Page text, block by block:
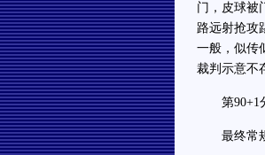
门，皮球被
路远射抢攻
一般，似传
裁判示意不
第90+1分
最终常规